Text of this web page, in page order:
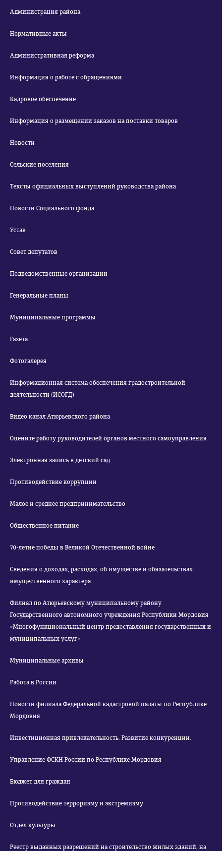
Администрация района
Нормативные акты
Административная реформа
Информация о работе с обращениями
Кадровое обеспечение
Информация о размещении заказов на поставки товаров
Новости
Сельские поселения
Тексты официальных выступлений руководства района
Новости Социального фонда
Устав
Совет депутатов
Подведомственные организации
Генеральные планы
Муниципальные программы
Газета
Фотогалерея
Информационная система обеспечения градостроительной
деятельности (ИСОГД)
Видео канал Атюрьевского района
Оцените работу руководителей органов местного самоуправления
Электронная запись в детский сад
Противодействие коррупции
Малое и среднее предпринимательство
Общественное питание
70-летие победы в Великой Отечественной войне
Сведения о доходах, расходах, об имуществе и обязательствах
имущественного характера
Филиал по Атюрьевскому муниципальному району
Государственного автономного учреждения Республики Мордовия
«Многофункциональный центр предоставления государственных и
муниципальных услуг»
Муниципальные архивы
Работа в России
Новости филиала Федеральной кадастровой палаты по Республике
Мордовия
Инвестиционная привлекательность. Развитие конкуренции.
Управление ФСКН России по Республике Мордовия
Бюджет для граждан
Противодействие терроризму и экстремизму
Отдел культуры
Реестр выданных разрешений на строительство жилых зданий, на